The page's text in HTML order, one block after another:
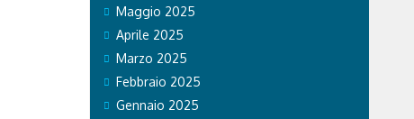
Maggio 2025
Aprile 2025
Marzo 2025
Febbraio 2025
Gennaio 2025